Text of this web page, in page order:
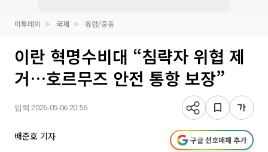
이투데이 국제 유럽/중동
이란 혁명수비대 “침략자 위협 제
거…호르무즈 안전 통항 보장”
입력 2026-05-06 20:56
배준호 기자 구글 선호매체 추가